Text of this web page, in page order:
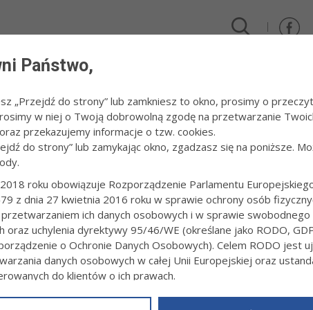
/ Piknik Rady Osiedla Koszyce
OSIEDLA KOSZYCE
fot. Paweł Topolski, www.tarnow.pl
Państwo,
„Przejdź do strony” lub zamkniesz to okno, prosimy o
w niej o Twoją dobrowolną zgodę na przetwarzanie
przekazujemy informacje o tzw. cookies.
do strony” lub zamykając okno, zgadzasz się na poniższe.
roku obowiązuje Rozporządzenie Parlamentu
z dnia 27 kwietnia 2016 roku w sprawie ochrony osób
ich danych osobowych i w sprawie swobodnego
oraz uchylenia dyrektywy 95/46/WE (określane jako RODO,
o Ochronie Danych Osobowych). Celem RODO jest
danych osobowych w całej Unii Europejskiej oraz
do klientów o ich prawach.
powyższym, w zakładceRODOna stroniehttps://